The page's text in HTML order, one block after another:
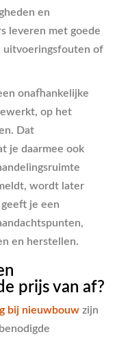
en
leveren met goede
uitvoeringsfouten of
onafhankelijke
op het
Dat
je daarmee ook
wordt later
je een
en herstellen.
prijs van af?
bij nieuwbouw zijn